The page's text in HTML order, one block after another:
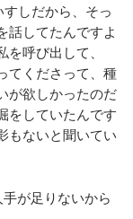
しだから、そっ
話してたんですよ
呼び出して、
てくださって、種
が欲しかったのだ
をしていたんです
もないと聞いてい
が足りないから